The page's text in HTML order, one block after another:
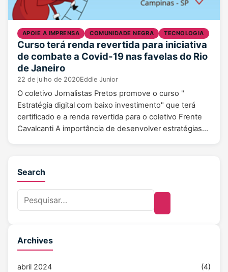
APOIE A IMPRENSA COMUNIDADE NEGRA TECNOLOGIA
Curso terá renda revertida para iniciativa
de combate a Covid-19 nas favelas do Rio
de Janeiro
22 de julho de 2020Eddie Junior
O coletivo Jornalistas Pretos promove o curso "
Estratégia digital com baixo investimento" que terá
certificado e a renda revertida para o coletivo Frente
Cavalcanti A importância de desenvolver estratégias…
Search
Archives
abril 2024 (4)